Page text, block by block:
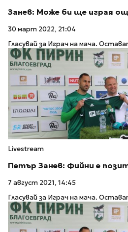
Занев: Може би ще играя
30 март 2022, 21:04
Гласувай за Играч на мача.
Livestream
Петър Занев: Фийни е
7 август 2021, 14:45
Гласувай за Играч на мача.